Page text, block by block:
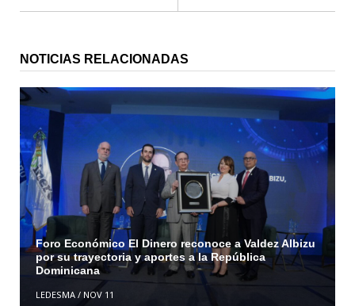
NOTICIAS RELACIONADAS
Foro Económico El Dinero reconoce a Valdez Albizu
por su trayectoria y aportes a la República
Dominicana
LEDESMA/ NOV 11